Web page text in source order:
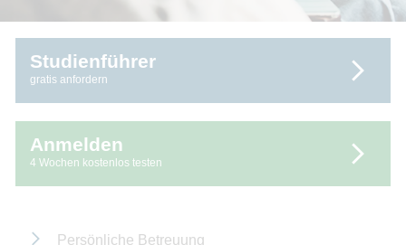
Studienführer
gratis anfordern
Anmelden
4 Wochen kostenlos testen
Persönliche Betreuung